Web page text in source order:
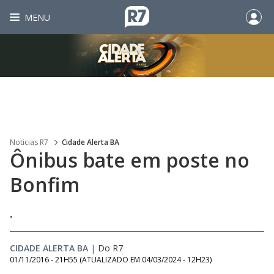
MENU
Noticias R7 Cidade Alerta BA
Ônibus bate em poste no
Bonfim
.
CIDADE ALERTA BA | Do R7
01/11/2016 - 21H55 (ATUALIZADO EM 04/03/2024 - 12H23)